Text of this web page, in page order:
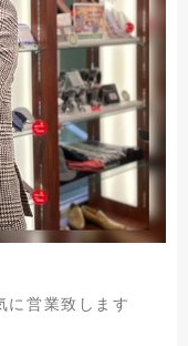
営業致します